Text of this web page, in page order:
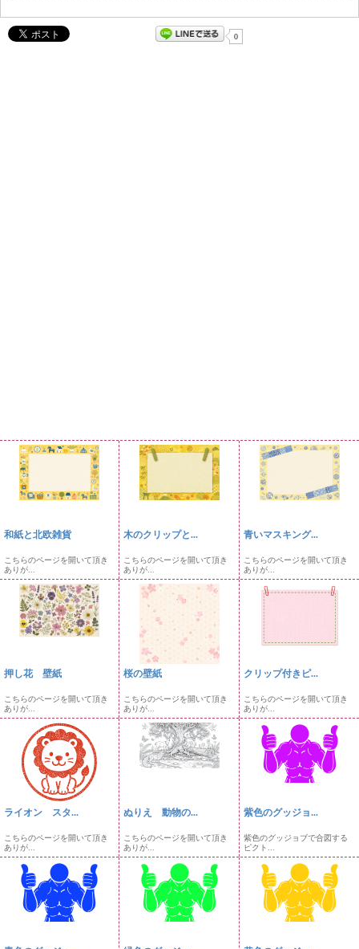
0
和紙と北欧雑貨
こちらのページを開いて頂き
ありが...
木のクリップと...
こちらのページを開いて頂き
ありが...
青いマスキング...
こちらのページを開いて頂き
ありが...
押し花 壁紙
こちらのページを開いて頂き
ありが...
桜の壁紙
こちらのページを開いて頂き
ありが...
クリップ付きピ...
こちらのページを開いて頂き
ありが...
ライオン スタ...
こちらのページを開いて頂き
ありが...
ぬりえ 動物の...
こちらのページを開いて頂き
ありが...
紫色のグッジョ...
紫色のグッジョブで合図する
ピクト...